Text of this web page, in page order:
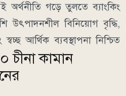
গড়ে তুলতে ব্যাংকিং
উৎপাদনশীল বিনিয়োগ বৃদ্ধি,
আর্থিক ব্যবস্থাপনা নিশ্চিত
চীনা কামান